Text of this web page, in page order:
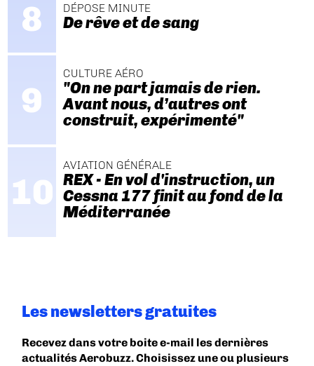
DÉPOSE MINUTE
De rêve et de sang
CULTURE AÉRO
"On ne part jamais de rien.
Avant nous, d’autres ont
construit, expérimenté"
AVIATION GÉNÉRALE
REX - En vol d'instruction, un
Cessna 177 finit au fond de la
Méditerranée
Les newsletters gratuites
Recevez dans votre boite e-mail les dernières
actualités Aerobuzz. Choisissez une ou plusieurs